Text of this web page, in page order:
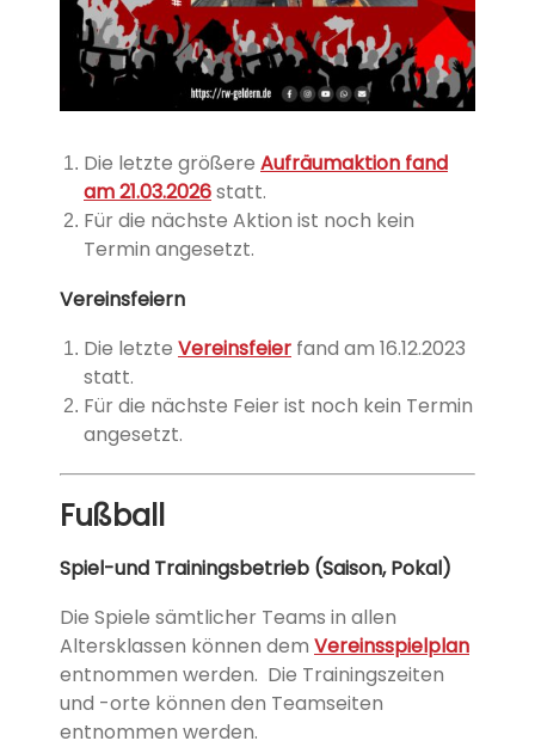
Die letzte größere Aufräumaktion fand
am 21.03.2026statt.
Für die nächste Aktion ist noch kein
Termin angesetzt.
Vereinsfeiern
Die letzte Vereinsfeier fand am 16.12.2023
statt.
Für die nächste Feier ist noch kein Termin
angesetzt.
Fußball
Spiel-und Trainingsbetrieb (Saison, Pokal)
Die Spiele sämtlicher Teams in allen
Altersklassen können dem Vereinsspielplan
entnommen werden. Die Trainingszeiten
und -orte können den Teamseiten
entnommen werden.